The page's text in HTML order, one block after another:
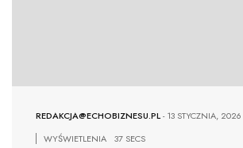
REDAKCJA@ECHOBIZNESU.PL-13 STYCZNIA, 2026
WYŚWIETLENIA
37 SECS